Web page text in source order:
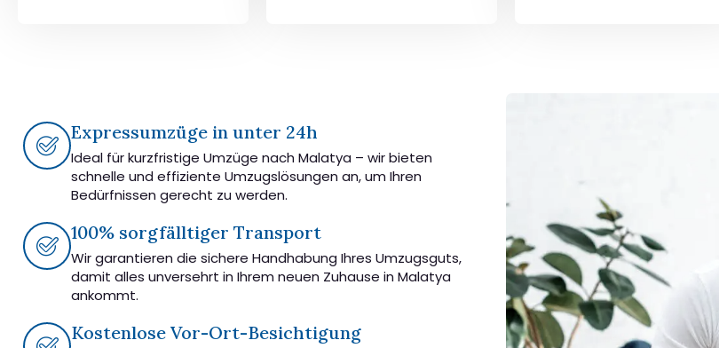
Expressumzüge in unter 24h
Ideal für kurzfristige Umzüge nach Malatya – wir bieten
schnelle und effiziente Umzugslösungen an, um Ihren
Bedürfnissen gerecht zu werden.
100% sorgfälltiger Transport
Wir garantieren die sichere Handhabung Ihres Umzugsguts,
damit alles unversehrt in Ihrem neuen Zuhause in Malatya
ankommt.
Kostenlose Vor-Ort-Besichtigung